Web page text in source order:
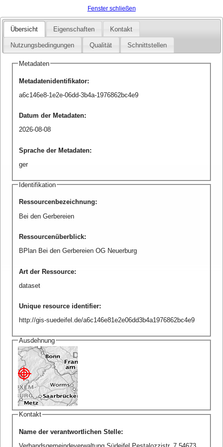
Fenster schließen
Übersicht Eigenschaften Kontakt
Nutzungsbedingungen Qualität Schnittstellen
Metadaten
Metadatenidentifikator:
a6c146e8-1e2e-06dd-3b4a-1976862bc4e9
Datum der Metadaten:
2026-08-08
Sprache der Metadaten:
ger
Identifikation
Ressourcenbezeichnung:
Bei den Gerbereien
Ressourcenüberblick:
BPlan Bei den Gerbereien OG Neuerburg
Art der Ressource:
dataset
Unique resource identifier:
http://gis-suedeifel.de/a6c146e81e2e06dd3b4a1976862bc4e9
Ausdehnung
Kontakt
Name der verantwortlichen Stelle: